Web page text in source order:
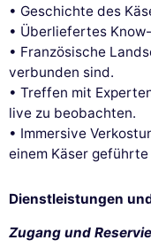
• Geschichte des
• Überliefertes
• Französische
verbunden sind.
• Treffen mit
live zu beobachten.
• Immersive
einem Käser geführte
Dienstleistungen
Zugang und